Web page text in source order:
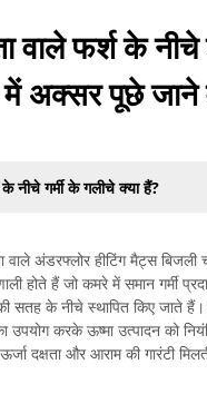
वाले फर्श के नीचे
अक्सर पूछे जाने
नीचे गर्मी के गलीचे क्या हैं?
वाले अंडरफ्लोर हीटिंग मैट्स बिजली
होते हैं जो कमरे में समान गर्मी
सतह के नीचे स्थापित किए जाते
उपयोग करके ऊष्मा उत्पादन को
दक्षता और आराम की गारंटी